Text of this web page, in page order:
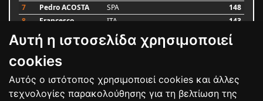
Αυτή η ιστοσελίδα χρησιμοποιεί
cookies
Αυτός ο ιστότοπος χρησιμοποιεί cookies και άλλες
τεχνολογίες παρακολούθησης για τη βελτίωση της
7
Pedro ACOSTA SPA
148
8
Francesco ITA 143
9 Alex MARQUEZ SPA
Luca MARINI
Bαθμολογία